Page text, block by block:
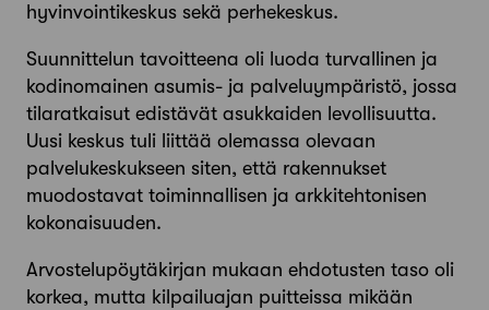
hyvinvointikeskus sekä perhekeskus.
Suunnittelun tavoitteena oli luoda turvallinen ja
kodinomainen asumis- ja palveluympäristö, jossa
tilaratkaisut edistävät asukkaiden levollisuutta.
Uusi keskus tuli liittää olemassa olevaan
palvelukeskukseen siten, että rakennukset
muodostavat toiminnallisen ja arkkitehtonisen
kokonaisuuden.
Arvostelupöytäkirjan mukaan ehdotusten taso oli
korkea, mutta kilpailuajan puitteissa mikään